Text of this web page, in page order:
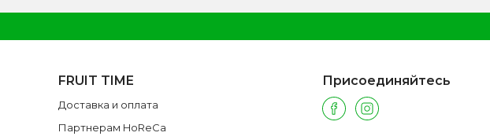
FRUIT TIME
Доставка и оплата
Партнерам HoReCa
Присоединяйтесь